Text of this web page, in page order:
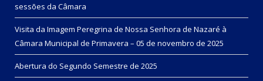
sessões da Câmara
Visita da Imagem Peregrina de Nossa Senhora de Nazaré à
Câmara Municipal de Primavera – 05 de novembro de 2025
Abertura do Segundo Semestre de 2025